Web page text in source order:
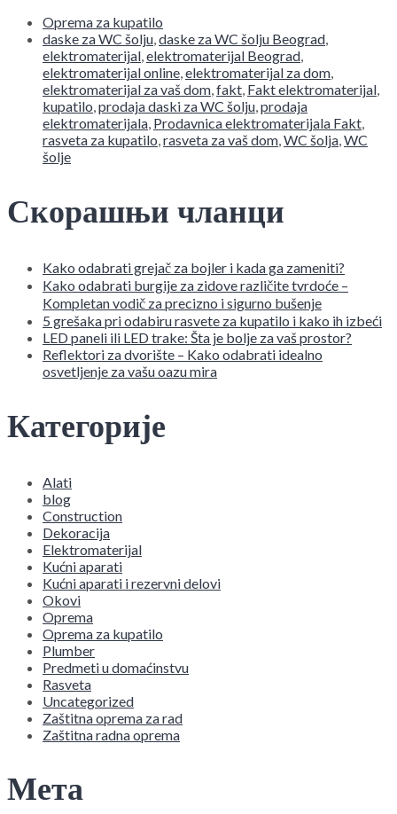
Oprema za kupatilo
daske za WC šolju,daske za WC šolju Beograd,
elektromaterijal,elektromaterijal Beograd,
elektromaterijal online,elektromaterijal za dom,
elektromaterijal za vaš dom,fakt, Fakt elektromaterijal,
kupatilo,prodaja daski za WC šolju,prodaja
elektromaterijala, Prodavnica elektromaterijala Fakt,
rasveta za kupatilo,rasveta za vaš dom,WC šolja,WC
šolje
Скорашњи чланци
Kako odabrati grejač za bojler i kada ga zameniti?
Kako odabrati burgije za zidove različite tvrdoće –
Kompletan vodič za precizno i sigurno bušenje
5 grešaka pri odabiru rasvete za kupatilo i kako ih izbeći
LED paneli ili LED trake: Šta je bolje za vaš prostor?
Reflektori za dvorište – Kako odabrati idealno
osvetljenje za vašu oazu mira
Категорије
Alati
blog
Construction
Dekoracija
Elektromaterijal
Kućni aparati
Kućni aparati i rezervni delovi
Okovi
Oprema
Oprema za kupatilo
Plumber
Predmeti u domaćinstvu
Rasveta
Uncategorized
Zaštitna oprema za rad
Zaštitna radna oprema
Мета